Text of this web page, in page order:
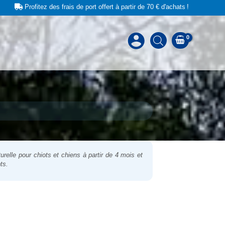
Profitez des frais de port offert à partir de 70 € d'achats !
pour chiots et chiens à partir de 4 mois et